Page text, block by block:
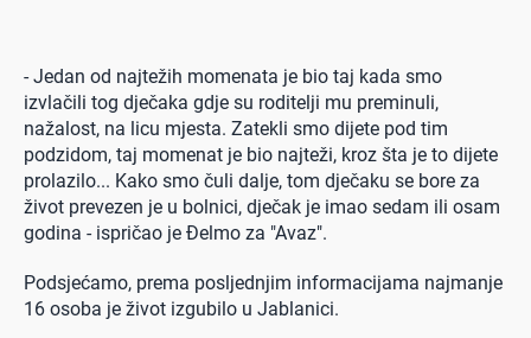
- Jedan od najtežih momenata je bio taj kada smo
izvlačili tog dječaka gdje su roditelji mu preminuli,
nažalost, na licu mjesta. Zatekli smo dijete pod tim
podzidom, taj momenat je bio najteži, kroz šta je to dijete
prolazilo... Kako smo čuli dalje, tom dječaku se bore za
život prevezen je u bolnici, dječak je imao sedam ili osam
godina - ispričao je Đelmo za "Avaz".
Podsjećamo, prema posljednjim informacijama najmanje
16 osoba je život izgubilo u Jablanici.